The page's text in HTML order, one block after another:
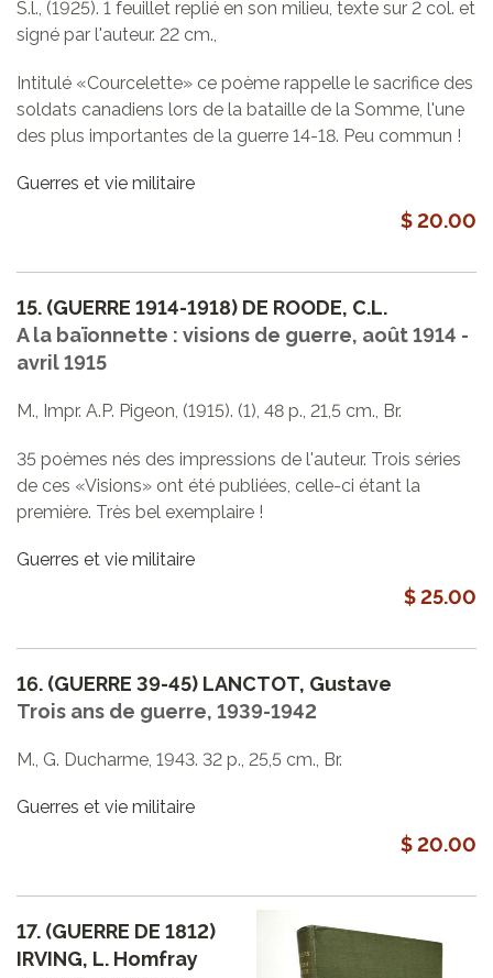
S.l., (1925). 1 feuillet replié en son milieu, texte sur 2 col. et
signé par l'auteur. 22 cm.,
Intitulé «Courcelette» ce poème rappelle le sacrifice des
soldats canadiens lors de la bataille de la Somme, l'une
des plus importantes de la guerre 14-18. Peu commun !
Guerres et vie militaire
$ 20.00
15. (GUERRE 1914-1918) DE ROODE, C.L.
A la baïonnette : visions de guerre, août 1914 -
avril 1915
M., Impr. A.P. Pigeon, (1915). (1), 48 p., 21,5 cm., Br.
35 poèmes nés des impressions de l'auteur. Trois séries
de ces «Visions» ont été publiées, celle-ci étant la
première. Très bel exemplaire !
Guerres et vie militaire
$ 25.00
16. (GUERRE 39-45) LANCTOT, Gustave
Trois ans de guerre, 1939-1942
M., G. Ducharme, 1943. 32 p., 25,5 cm., Br.
Guerres et vie militaire
$ 20.00
17. (GUERRE DE 1812)
IRVING, L. Homfray